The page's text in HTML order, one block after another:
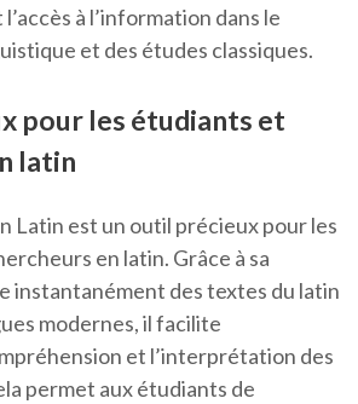
à l’information dans le
et des études classiques.
pour les étudiants et
latin
Latin est un outil précieux pour les
en latin. Grâce à sa
instantanément des textes du latin
modernes, il facilite
et l’interprétation des
permet aux étudiants de